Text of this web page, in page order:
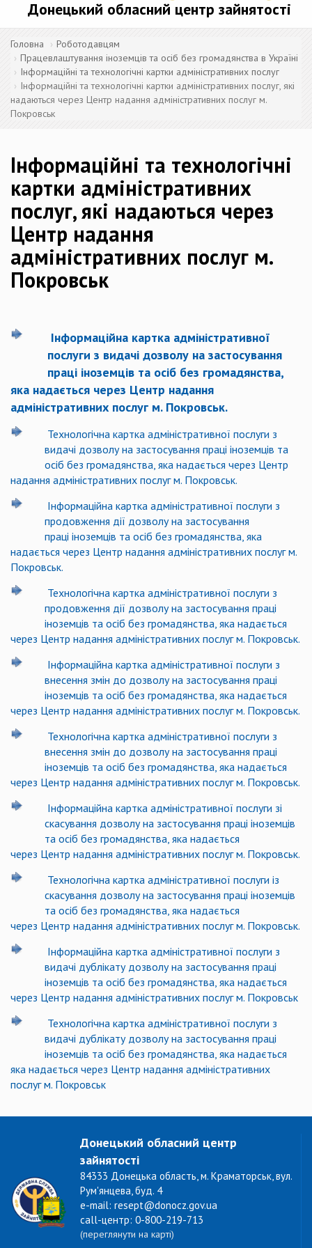
Донецький обласний центр зайнятості
Головна
Роботодавцям
Працевлаштування іноземців та осіб без громадянства в Україні
Інформаційні та технологічні картки адміністративних послуг
Інформаційні та технологічні картки адміністративних послуг, які
надаються через Центр надання адміністративних послуг м.
Покровськ
Інформаційні та технологічні
картки адміністративних
послуг, які надаються через
Центр надання
адміністративних послуг м.
Покровськ
Інформаційна картка адміністративної
послуги з видачі дозволу на застосування
праці іноземців та осіб без громадянства,
яка надається через Центр надання
адміністративних послуг м. Покровськ.
Технологічна картка адміністративної послуги з
видачі дозволу на застосування праці іноземців та
осіб без громадянства, яка надається через Центр
надання адміністративних послуг м. Покровськ.
Інформаційна картка адміністративної послуги з
продовження дії дозволу на застосування
праці іноземців та осіб без громадянства, яка
надається через Центр надання адміністративних послуг м.
Покровськ.
Технологічна картка адміністративної послуги з
продовження дії дозволу на застосування праці
іноземців та осіб без громадянства, яка надається
через Центр надання адміністративних послуг м. Покровськ.
Інформаційна картка адміністративної послуги з
внесення змін до дозволу на застосування праці
іноземців та осіб без громадянства, яка надається
через Центр надання адміністративних послуг м. Покровськ.
Технологічна картка адміністративної послуги з
внесення змін до дозволу на застосування праці
іноземців та осіб без громадянства, яка надається
через Центр надання адміністративних послуг м. Покровськ.
Інформаційна картка адміністративної послуги зі
скасування дозволу на застосування праці іноземців
та осіб без громадянства, яка надається
через Центр надання адміністративних послуг м. Покровськ.
Технологічна картка адміністративної послуги із
скасування дозволу на застосування праці іноземців
та осіб без громадянства, яка надається
через Центр надання адміністративних послуг м. Покровськ.
Інформаційна картка адміністративної послуги з
видачі дублікату дозволу на застосування праці
іноземців та осіб без громадянства, яка надається
через Центр надання адміністративних послуг м. Покровськ
Технологічна картка адміністративної послуги з
видачі дублікату дозволу на застосування праці
іноземців та осіб без громадянства, яка надається
яка надається через Центр надання адміністративних
послуг м. Покровськ
Донецький обласний центр
зайнятості
84333 Донецька область, м. Краматорськ, вул.
Рум'янцева, буд. 4
e-mail: resept@donocz.gov.ua
call-центр: 0-800-219-713
(переглянути на карті)